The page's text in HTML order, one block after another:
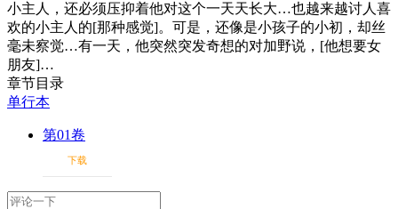
小主人，还必须压抑着他对这个一天天长大…也越来越讨人喜
欢的小主人的[那种感觉]。可是，还像是小孩子的小初，却丝
毫未察觉…有一天，他突然突发奇想的对加野说，[他想要女
朋友]…
章节目录
单行本
第01卷
下载